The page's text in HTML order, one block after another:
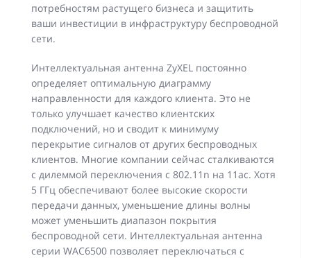
потребностям растущего бизнеса и защитить
ваши инвестиции в инфраструктуру беспроводной
сети.
Интеллектуальная антенна ZyXEL постоянно
определяет оптимальную диаграмму
направленности для каждого клиента. Это не
только улучшает качество клиентских
подключений, но и сводит к минимуму
перекрытие сигналов от других беспроводных
клиентов. Многие компании сейчас сталкиваются
с дилеммой переключения с 802.11n на 11ac. Хотя
5 ГГц обеспечивают более высокие скорости
передачи данных, уменьшение длины волны
может уменьшить диапазон покрытия
беспроводной сети. Интеллектуальная антенна
серии WAC6500 позволяет переключаться с